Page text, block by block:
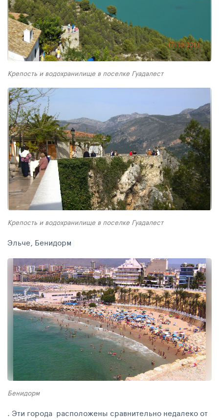
Крепость и водохранилище в поселке Гуадалест
Крепость и водохранилище в поселке Гуадалест
Эльче, Бенидорм
Бенидорм
. Эти города расположены сравнительно недалеко от